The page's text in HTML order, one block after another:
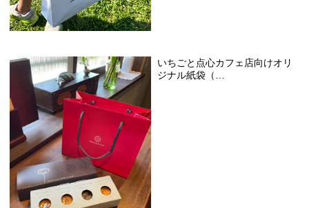
いちごと点心カフェ店向けオリ
ジナル紙袋（…